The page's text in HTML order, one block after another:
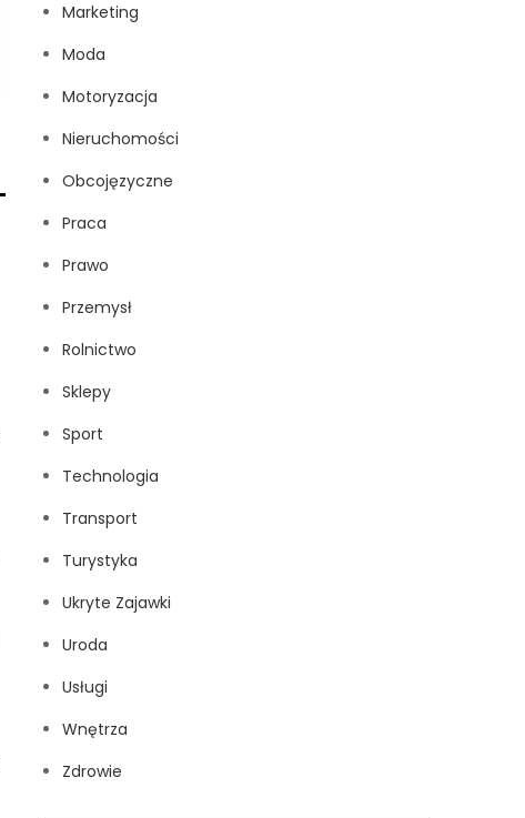
Marketing
Moda
Motoryzacja
Nieruchomości
Obcojęzyczne
Praca
Prawo
Przemysł
Rolnictwo
Sklepy
Sport
Technologia
Transport
Turystyka
Ukryte Zajawki
Uroda
Usługi
Wnętrza
Zdrowie